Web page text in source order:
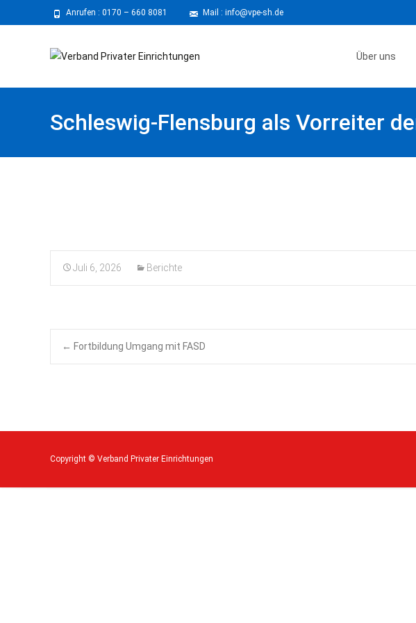
Anrufen : 0170 – 660 8081 Mail : info@vpe-sh.de
Über uns
Schleswig-Flensburg als Vorreiter
Juli 6, 2026 Berichte
Post
← Fortbildung Umgang mit FASD
Copyright © Verband Privater Einrichtungen